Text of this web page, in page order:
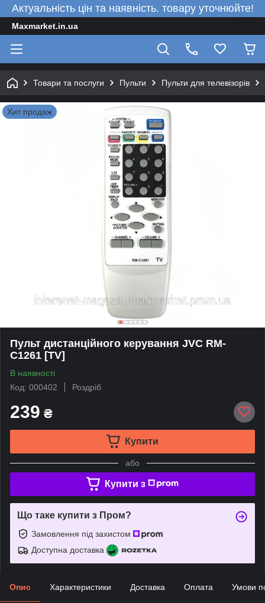
Актуальність цін та наявність. товару уточнюйте!
Maxmarket.in.ua
Товари та послуги Пульти Пульти для телевізорів
Хит продаж
Пульт дистанційного керування JVC RM-
C1261 [TV]
В наявності
Код: 000402
Роздріб
239 ₴
Купити
або
Купити з
Що таке купити з Пром?
Замовлення під захистом
Доступна доставка
Опис Характеристики Доставка Оплата Умови